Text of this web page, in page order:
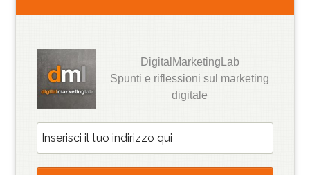
DigitalMarketingLab
Spunti e riflessioni sul marketing
digitale